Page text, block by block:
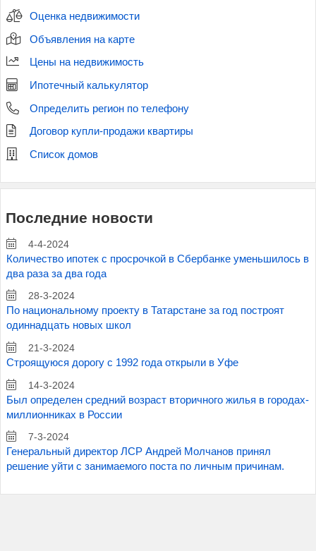
Оценка недвижимости
Объявления на карте
Цены на недвижимость
Ипотечный калькулятор
Определить регион по телефону
Договор купли-продажи квартиры
Список домов
Последние новости
4-4-2024
Количество ипотек с просрочкой в Сбербанке уменьшилось в
два раза за два года
28-3-2024
По национальному проекту в Татарстане за год построят
одиннадцать новых школ
21-3-2024
Строящуюся дорогу с 1992 года открыли в Уфе
14-3-2024
Был определен средний возраст вторичного жилья в городах-
миллионниках в России
7-3-2024
Генеральный директор ЛСР Андрей Молчанов принял
решение уйти с занимаемого поста по личным причинам.